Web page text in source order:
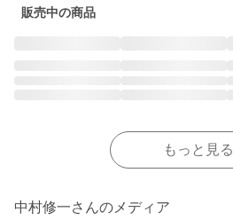
販売中の商品
もっと見る
中村修一さんのメディア